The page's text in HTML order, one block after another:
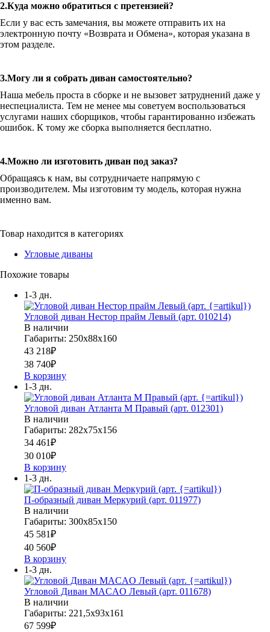
2.Куда можно обратиться с претензией?
Если у вас есть замечания, вы можете отправить их на
электронную почту «Возврата и Обмена», которая указана в
этом разделе.
3.Могу ли я собрать диван самостоятельно?
Наша мебель проста в сборке и не вызовет затруднений даже у
неспециалиста. Тем не менее мы советуем воспользоваться
услугами наших сборщиков, чтобы гарантированно избежать
ошибок. К тому же сборка выполняется бесплатно.
4.Можно ли изготовить диван под заказ?
Обращаясь к нам, вы сотрудничаете напрямую с
производителем. Мы изготовим ту модель, которая нужна
именно вам.
Товар находится в категориях
Угловые диваны
Похожие товары
1-3 дн.
Угловой диван Нестор прайм Левый (арт. 010214)
В наличии
Габариты: 250х88х160
43 218₽
38 740₽
В корзину
1-3 дн.
Угловой диван Атланта М Правый (арт. 012301)
В наличии
Габариты: 282х75х156
34 461₽
30 010₽
В корзину
1-3 дн.
П-образный диван Меркурий (арт. 011977)
В наличии
Габариты: 300х85х150
45 581₽
40 560₽
В корзину
1-3 дн.
Угловой Диван MACAO Левый (арт. 011678)
В наличии
Габариты: 221,5х93х161
67 599₽